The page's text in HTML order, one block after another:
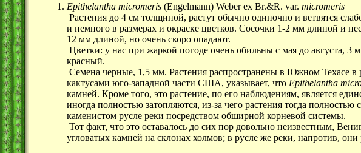
Epithelantha micromeris (Engelmann) Weberex Br.&R. var. micromeris
Растения до 4 см толщиной, растут обычно одиночно и ветвятся
и немного в размерах и окраске цветков. Сосочки 1-2 мм длиной и
12 мм длиной, но очень скоро опадают.
Цветки: у нас при жаркой погоде очень обильны с мая до августа, 3
красный.
Семена черные, 1,5 мм. Растения распространены в Южном Техасе
кактусами юго-западной части США, указывает, что Epithelantha
камней. Кроме того, это растение, по его наблюдениям, является
иногда полностью затопляются, из-за чего растения тогда
каменистом русле реки посредством обширной корневой системы.
Тот факт, что это оставалось до сих пор довольно неизвестным,
угловатых камней на склонах холмов; в русле же реки, напротив,